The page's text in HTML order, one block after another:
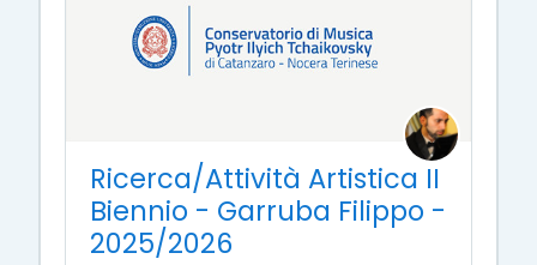
Ricerca/Attività Artistica II
Biennio - Garruba Filippo -
2025/2026